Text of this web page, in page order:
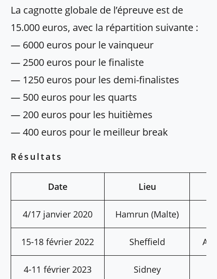
La cagnotte globale de l’épreuve est de
15.000 euros, avec la répartition suivante :
— 6000 euros pour le vainqueur
— 2500 euros pour le finaliste
— 1250 euros pour les demi-finalistes
— 500 euros pour les quarts
— 200 euros pour les huitièmes
— 400 euros pour le meilleur break
Résultats
Date Lieu
4/17 janvier 2020 Hamrun (Malte)
15-18 février 2022 Sheffield
4-11 février 2023 Sidney